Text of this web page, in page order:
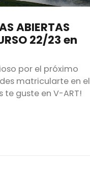
ABIERTAS
22/23 en
por el próximo
matricularte en el
te guste en V-ART!